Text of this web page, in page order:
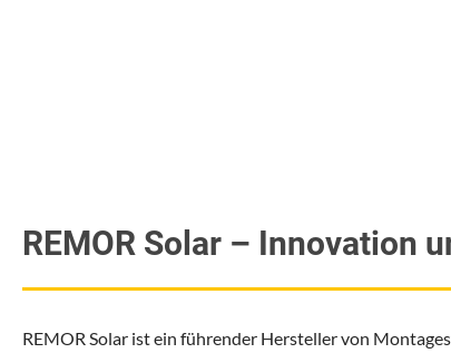
REMOR Solar – Innovation
REMOR Solar ist ein führender Hersteller von